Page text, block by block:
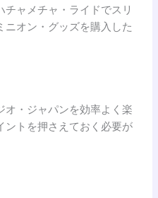
ャメチャ・ライドでスリ
ニオン・グッズを購入した
オ・ジャパンを効率よく楽
ントを押さえておく必要が